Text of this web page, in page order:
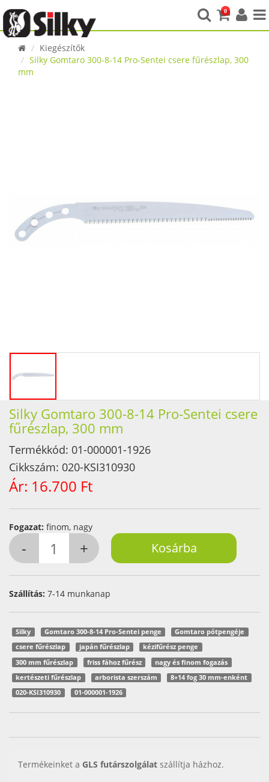
0
Kiegészítők
Silky Gomtaro 300-8-14 Pro-Sentei csere fűrészlap, 300
mm
Silky Gomtaro 300-8-14 Pro-Sentei csere
fűrészlap, 300 mm
Termékkód: 01-000001-1926
Cikkszám: 020-KSI310930
Ár: 16.700 Ft
Fogazat: finom, nagy
Szállítás: 7-14 munkanap
Silky Gomtaro 300-8-14 Pro-Sentei penge
Gomtaro pótpengéje
csere fűrészlap
japán fűrészlap
kézifűrész penge
300 mm fűrészlap
friss fához fűrész
nagy és finom fogazás
kertészeti fűrészlap
arborista szerszám
8+14 fog 30 mm-enként
020-KSI310930
01-000001-1926
Termékeinket a GLS futárszolgálat szállítja házhoz.